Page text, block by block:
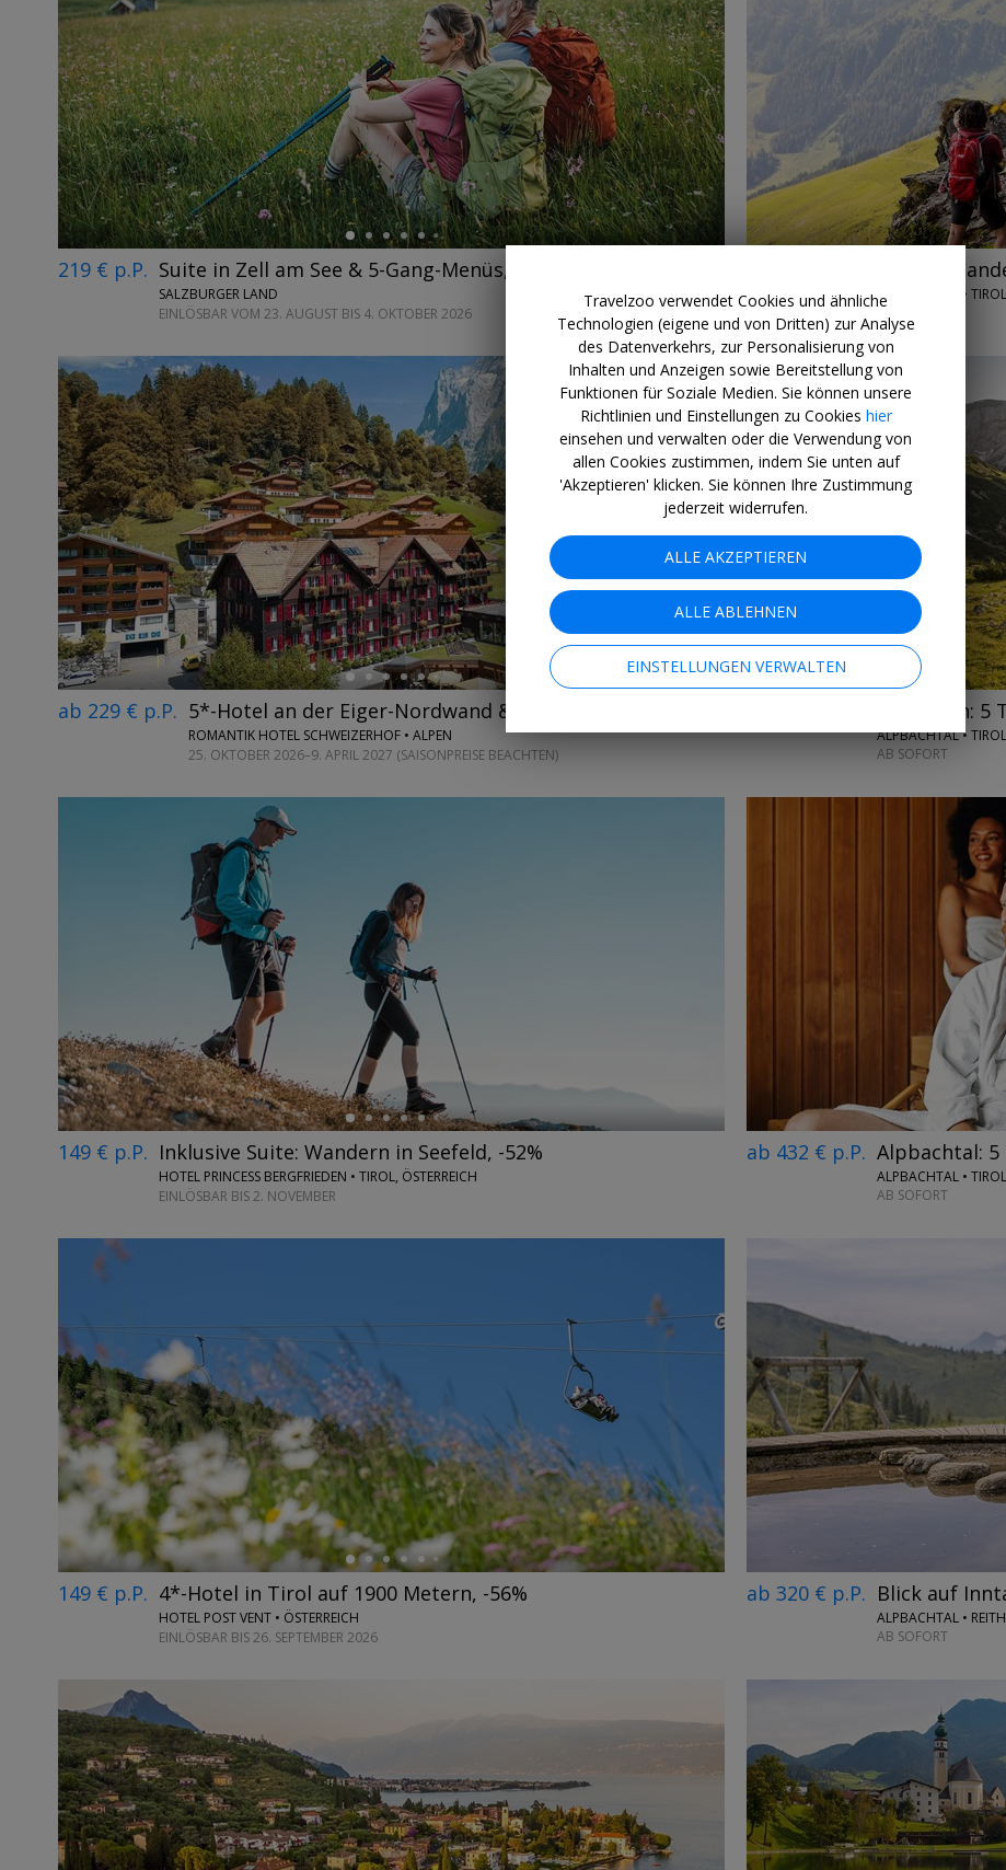
←
219 € p.P. Suite in Zell am See & 5-Gang-Menüs, statt 715 €
SALZBURGER LAND
EINLÖSBAR VOM 23. AUGUST BIS 4. OKTOBER 2026
Tirol: 4
ALPBACHTAL • TIROL
AB SOFORT
←
ab 229 € p.P. 5*-Hotel an der Eiger-Nordwand & Menüs, -72%
ROMANTIK HOTEL SCHWEIZERHOF • ALPEN
25. OKTOBER 2026–9. APRIL 2027 (SAISONPREISE BEACHTEN)
Kramsach:
ALPBACHTAL • TIROL
AB SOFORT
149 € p.P. Inklusive Suite: Wandern in Seefeld, -52%
HOTEL PRINCESS BERGFRIEDEN • TIROL, ÖSTERREICH
EINLÖSBAR BIS 2. NOVEMBER
ab 432 € p.P. Alpbachtal: 5
ALPBACHTAL • TIROL
AB SOFORT
← →
149 € p.P. 4*-Hotel in Tirol auf 1900 Metern, -56%
HOTEL POST VENT • ÖSTERREICH
EINLÖSBAR BIS 26. SEPTEMBER 2026
ab 320 € p.P. Blick auf
ALPBACHTAL • REITH
AB SOFORT
← →
Travelzoo verwendet Cookies und ähnliche
Technologien (eigene und von Dritten) zur Analyse
des Datenverkehrs, zur Personalisierung von
Inhalten und Anzeigen sowie Bereitstellung von
Funktionen für Soziale Medien. Sie können unsere
Richtlinien und Einstellungen zu Cookies hier
einsehen und verwalten oder die Verwendung von
allen Cookies zustimmen, indem Sie unten auf
'Akzeptieren' klicken. Sie können Ihre Zustimmung
jederzeit widerrufen.
ALLE AKZEPTIEREN
ALLE ABLEHNEN
EINSTELLUNGEN VERWALTEN